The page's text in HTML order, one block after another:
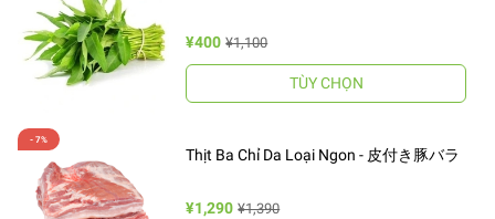
¥400 ¥1,100
TÙY CHỌN
Thịt Ba Chỉ Da Loại Ngon - 皮付き豚バラ
¥1,290 ¥1,390